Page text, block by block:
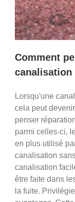
Comment
canalisation
Lorsqu'une
cela peut
penser
parmi celles-ci,
en plus utilisé
canalisation
canalisation
être faite dans
la fuite.